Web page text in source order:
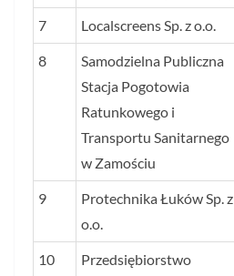
7 Localscreens Sp. z o.o.
8
Samodzielna Publiczna
Stacja Pogotowia
Ratunkowego i
Transportu Sanitarnego
w Zamościu
9
Protechnika Łuków Sp. z
o.o.
10
Przedsiębiorstwo